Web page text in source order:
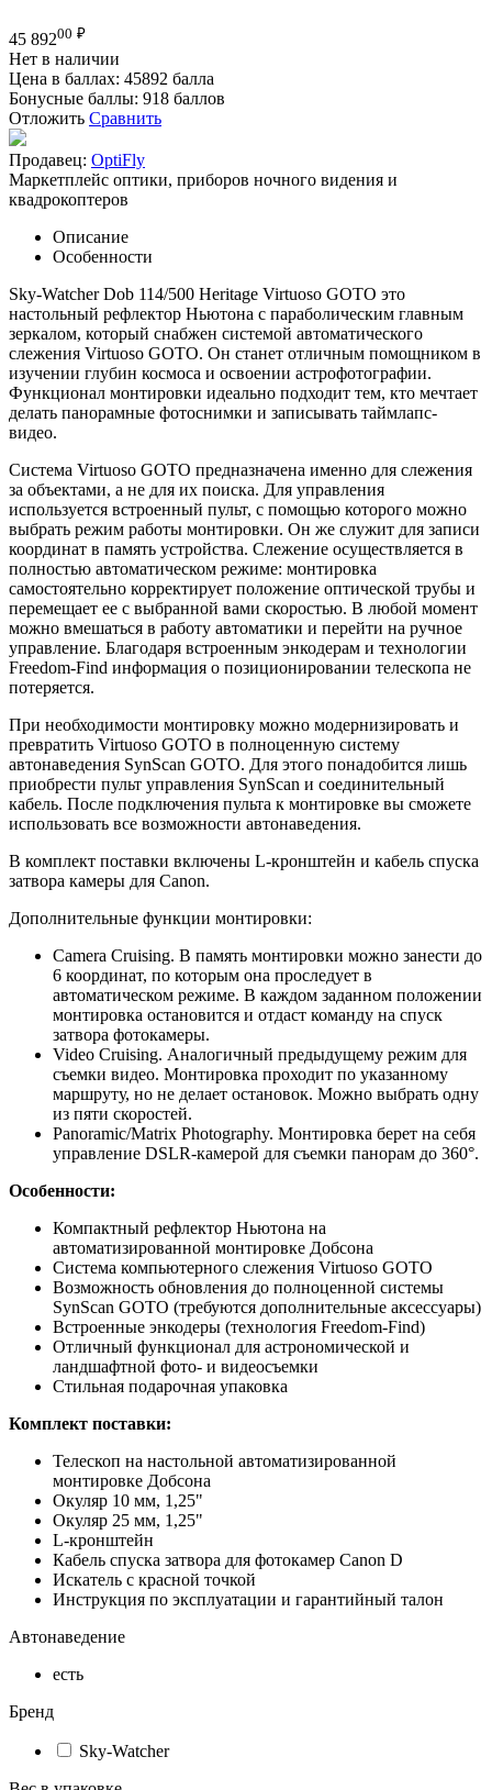
45 89200 ₽
Нет в наличии
Цена в баллах: 45892 балла
Бонусные баллы: 918 баллов
Отложить Сравнить
Продавец: OptiFly
Маркетплейс оптики, приборов ночного видения и
квадрокоптеров
Описание
Особенности
Sky-Watcher Dob 114/500 Heritage Virtuoso GOTO это
настольный рефлектор Ньютона с параболическим главным
зеркалом, который снабжен системой автоматического
слежения Virtuoso GOTO. Он станет отличным помощником в
изучении глубин космоса и освоении астрофотографии.
Функционал монтировки идеально подходит тем, кто мечтает
делать панорамные фотоснимки и записывать таймлапс-
видео.
Система Virtuoso GOTO предназначена именно для слежения
за объектами, а не для их поиска. Для управления
используется встроенный пульт, с помощью которого можно
выбрать режим работы монтировки. Он же служит для записи
координат в память устройства. Слежение осуществляется в
полностью автоматическом режиме: монтировка
самостоятельно корректирует положение оптической трубы и
перемещает ее с выбранной вами скоростью. В любой момент
можно вмешаться в работу автоматики и перейти на ручное
управление. Благодаря встроенным энкодерам и технологии
Freedom-Find информация о позиционировании телескопа не
потеряется.
При необходимости монтировку можно модернизировать и
превратить Virtuoso GOTO в полноценную систему
автонаведения SynScan GOTO. Для этого понадобится лишь
приобрести пульт управления SynScan и соединительный
кабель. После подключения пульта к монтировке вы сможете
использовать все возможности автонаведения.
В комплект поставки включены L-кронштейн и кабель спуска
затвора камеры для Canon.
Дополнительные функции монтировки:
Camera Cruising. В память монтировки можно занести до
6 координат, по которым она проследует в
автоматическом режиме. В каждом заданном положении
монтировка остановится и отдаст команду на спуск
затвора фотокамеры.
Video Cruising. Аналогичный предыдущему режим для
съемки видео. Монтировка проходит по указанному
маршруту, но не делает остановок. Можно выбрать одну
из пяти скоростей.
Panoramic/Matrix Photography. Монтировка берет на себя
управление DSLR-камерой для съемки панорам до 360°.
Особенности:
Компактный рефлектор Ньютона на
автоматизированной монтировке Добсона
Система компьютерного слежения Virtuoso GOTO
Возможность обновления до полноценной системы
SynScan GOTO (требуются дополнительные аксессуары)
Встроенные энкодеры (технология Freedom-Find)
Отличный функционал для астрономической и
ландшафтной фото- и видеосъемки
Стильная подарочная упаковка
Комплект поставки:
Телескоп на настольной автоматизированной
монтировке Добсона
Окуляр 10 мм, 1,25"
Окуляр 25 мм, 1,25"
L-кронштейн
Кабель спуска затвора для фотокамер Canon D
Искатель с красной точкой
Инструкция по эксплуатации и гарантийный талон
Автонаведение
есть
Бренд
Sky-Watcher